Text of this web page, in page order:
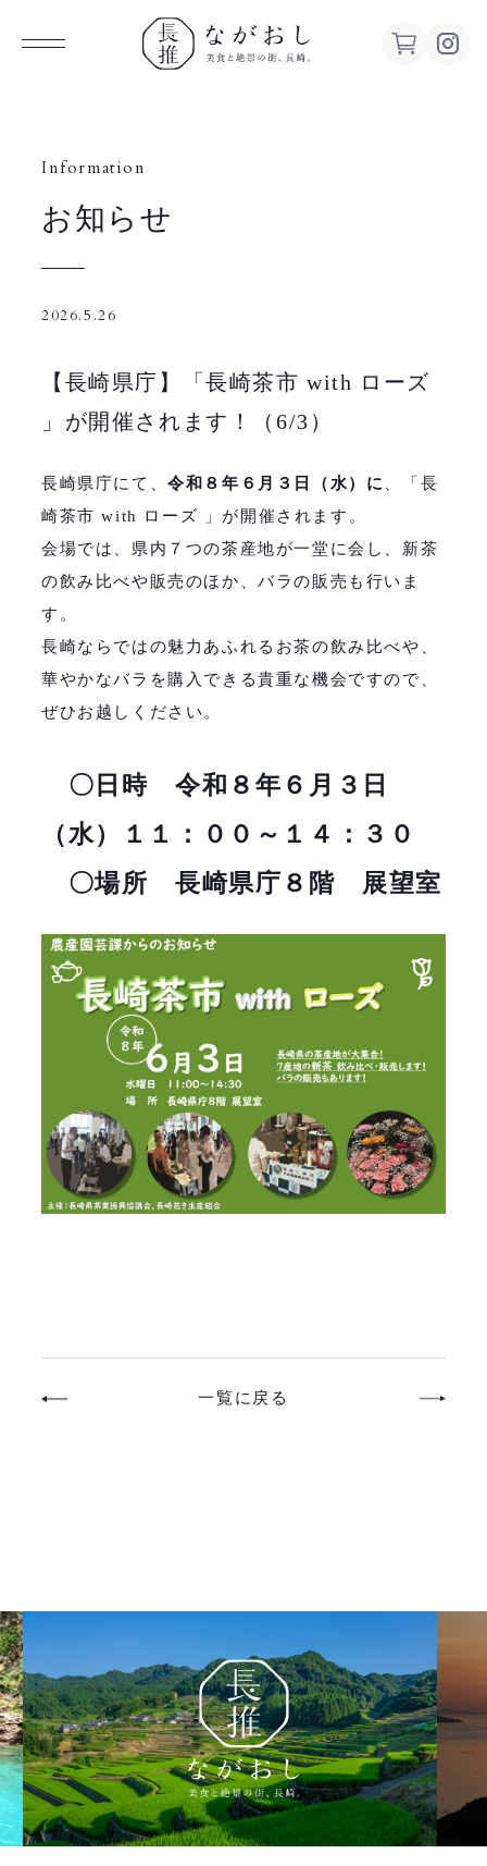
し 美食
と絶景の
Information
お知らせ
2026.5.26
【長崎県庁】「長崎茶市 with ローズ
」が開催されます！（6/3）
長崎県庁にて、令和８年６月３日（水）に
、「長
崎茶市 with ローズ 」が開催されます。
会場では、県内７つの茶産地が一堂に会し、新茶
の飲み比べや販売のほか、バラの販売も行いま
す。
長崎ならではの魅力あふれるお茶の飲み比べや、
華やかなバラを購入できる貴重な機会ですので、
ぜひお越しください。
〇日時 令和８年６月３日
（水）１１：００～１４：３０
〇場所 長崎県庁８階 展望室
一覧に戻る